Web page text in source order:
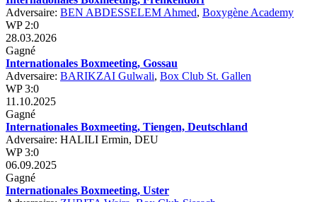
Adversaire: BEN ABDESSELEM Ahmed, Boxygène Academy
WP 2:0
28.03.2026
Gagné
Internationales Boxmeeting, Gossau
Adversaire: BARIKZAI Gulwali, Box Club St. Gallen
WP 3:0
11.10.2025
Gagné
Internationales Boxmeeting, Tiengen, Deutschland
Adversaire: HALILI Ermin, DEU
WP 3:0
06.09.2025
Gagné
Internationales Boxmeeting, Uster